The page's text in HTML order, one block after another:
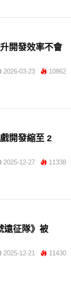
開發效率不會
2026-03-23 10862
開發縮至 2
2025-12-27 11338
征隊》被
2025-12-21 11430